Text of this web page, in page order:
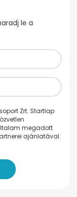
le a
Zrt. Startlap
megadott
ajánlatával.